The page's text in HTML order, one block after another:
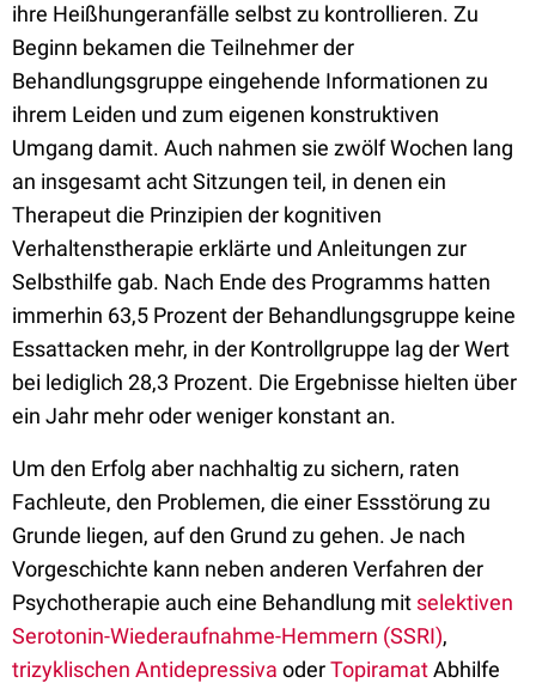
ihre Heißhungeranfälle selbst zu kontrollieren. Zu
Beginn bekamen die Teilnehmer der
Behandlungsgruppe eingehende Informationen zu
ihrem Leiden und zum eigenen konstruktiven
Umgang damit. Auch nahmen sie zwölf Wochen lang
an insgesamt acht Sitzungen teil, in denen ein
Therapeut die Prinzipien der kognitiven
Verhaltenstherapie erklärte und Anleitungen zur
Selbsthilfe gab. Nach Ende des Programms hatten
immerhin 63,5 Prozent der Behandlungsgruppe keine
Essattacken mehr, in der Kontrollgruppe lag der Wert
bei lediglich 28,3 Prozent. Die Ergebnisse hielten über
ein Jahr mehr oder weniger konstant an.
Um den Erfolg aber nachhaltig zu sichern, raten
Fachleute, den Problemen, die einer Essstörung zu
Grunde liegen, auf den Grund zu gehen. Je nach
Vorgeschichte kann neben anderen Verfahren der
Psychotherapie auch eine Behandlung mit selektiven
Serotonin-Wiederaufnahme-Hemmern (SSRI),
trizyklischen Antidepressiva oderTopiramatAbhilfe